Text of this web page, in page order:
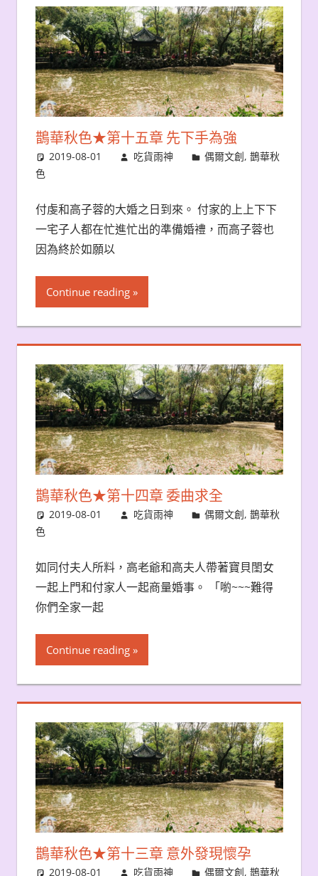
鵲華秋色★第十五章 先下手為強
2019-08-01 吃貨雨神 偶爾文創,鵲華秋
色
付虔和高子蓉的大婚之日到來。 付家的上上下下
一宅子人都在忙進忙出的準備婚禮，而高子蓉也
因為終於如願以
Continue reading
鵲華秋色★第十四章 委曲求全
2019-08-01 吃貨雨神 偶爾文創,鵲華秋
色
如同付夫人所料，高老爺和高夫人帶著寶貝閨女
一起上門和付家人一起商量婚事。 「喲~~~難得
你們全家一起
Continue reading
鵲華秋色★第十三章 意外發現懷孕
2019-08-01 吃貨雨神 偶爾文創,鵲華秋